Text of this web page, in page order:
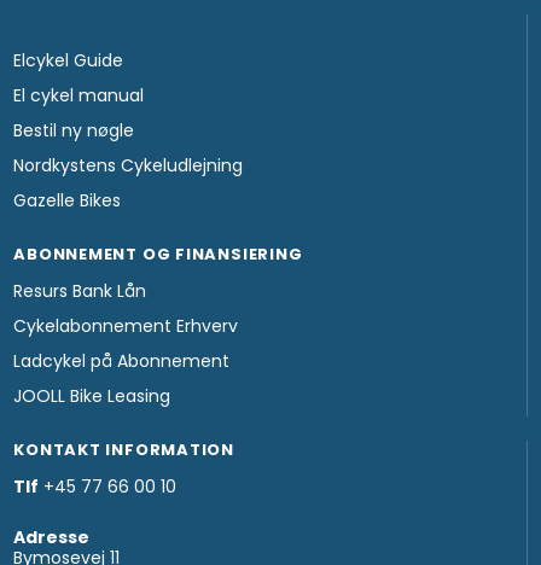
Elcykel Guide
El cykel manual
Bestil ny nøgle
Nordkystens Cykeludlejning
Gazelle Bikes
ABONNEMENT OG FINANSIERING
Resurs Bank Lån
Cykelabonnement Erhverv
Ladcykel på Abonnement
JOOLL Bike Leasing
KONTAKT INFORMATION
Tlf +45 77 66 00 10
Adresse
Bymosevej 11